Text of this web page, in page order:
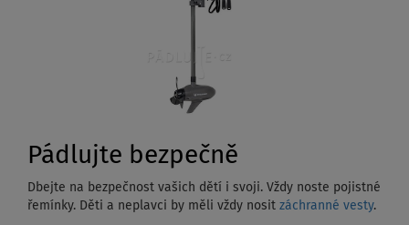
Pádlujte bezpečně
Dbejte na bezpečnost vašich dětí i svoji. Vždy noste pojistné
řemínky. Děti a neplavci by měli vždy nosit záchranné vesty.